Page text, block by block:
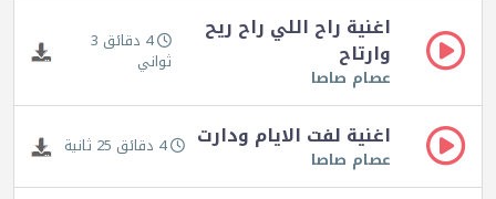
اغنية راح اللي راح ريح
وارتاح
عصام صاصا
4 دقائق 3
ثواني
اغنية لفت الايام ودارت
عصام صاصا 4 دقائق 25 ثانية